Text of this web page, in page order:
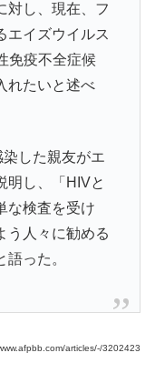
し、現在、フ
エイズウイルス
免疫不全症候
れたいと述べ
した親友がエ
明し、「HIVと
な検査を受け
う人々に勧める
った。
articles/-/3202423